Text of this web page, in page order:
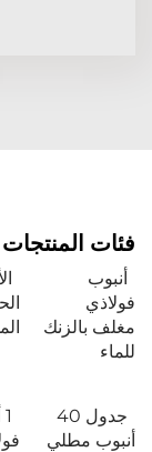
فئات
أنبوب
فولاذي
مغلف بالزنك
للماء
جدول 40
أنبوب مطلي